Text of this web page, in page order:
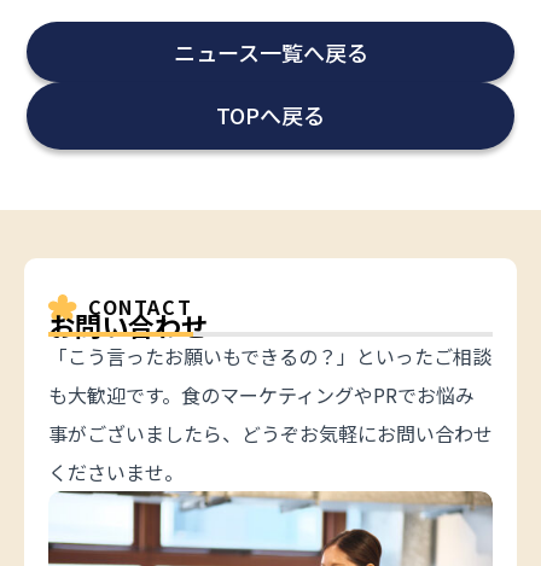
ニュース一覧へ戻る
TOPへ戻る
CONTACT
お問い合わせ
「こう言ったお願いもできるの？」といったご相談
も大歓迎です。食のマーケティングやPRでお悩み
事がございましたら、どうぞお気軽にお問い合わせ
くださいませ。